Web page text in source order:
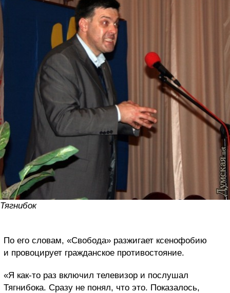
Тягнибок
По его словам, «Свобода» разжигает ксенофобию
и провоцирует гражданское противостояние.
«Я как-то раз включил телевизор и послушал
Тягнибока. Сразу не понял, что это. Показалось,